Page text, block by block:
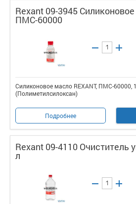
Rexant 09-3945
ПМС-60000
Силиконовое масло REXANT, ПМС-60000,
(Полиметилсилоксан)
Подробнее
Rexant 09-4110 Очиститель
л